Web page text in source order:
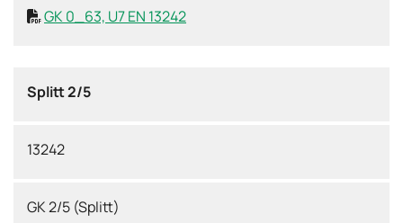
GK 0_63, U7 EN 13242
Splitt 2/5
13242
GK 2/5 (Splitt)